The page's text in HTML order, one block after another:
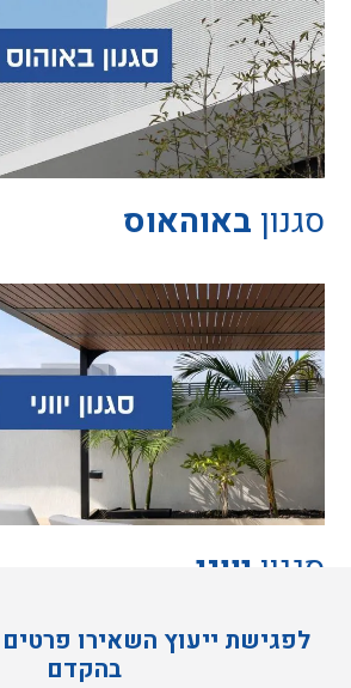
באוהאוס
יווני
לפגישת ייעוץ השאירו פרטים
בהקדם